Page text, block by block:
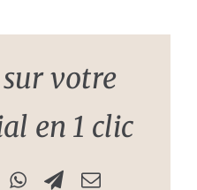
votre
en 1 clic
WhatsApp
Telegram
Email